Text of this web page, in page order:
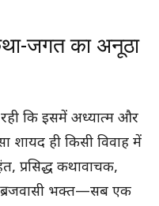
जगत का अनूठा
कि इसमें अध्यात्म और
ही किसी विवाह में
प्रसिद्ध कथावाचक,
भक्त—सब एक